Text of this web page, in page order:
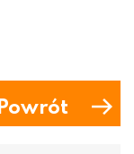
Powrót